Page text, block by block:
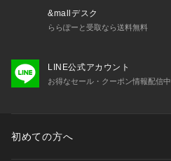
&mallデスク
ららぽーと受取なら送料無料
LINE公式アカウント
お得なセール・クーポン情報配信中
初めての方へ